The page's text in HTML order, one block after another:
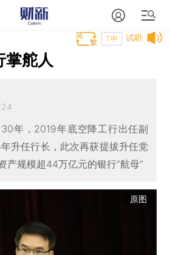
试听
T中
掌舵人
年，2019年底空降工行出任副
升任行长，此次再获提拔升任党
产规模超44万亿元的银行“航母”
原图